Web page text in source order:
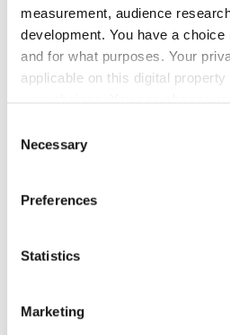
measurement, audience
development. You have a
and for what purposes. Your
applicable on this digital
your choices. You can change
the Privacy trigger icon.
Collect information about
meters
Identify your device by
Find out more about how your
Selection
Necessary
Preferences
Statistics
Marketing
Diaverum Ilion (Medifil)
EHIC Kapsamında
Ücretsiz Otopark